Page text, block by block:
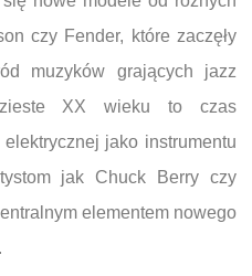
czy Fender, które zaczęły
muzyków grających jazz
XX wieku to czas
jako instrumentu
jak Chuck Berry czy
elementem nowego